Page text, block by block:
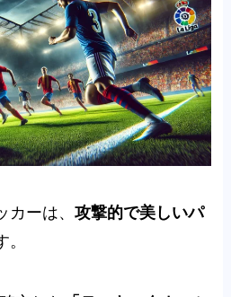
カーは、攻撃的で美しいパ